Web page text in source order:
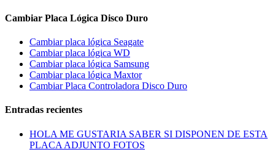
Cambiar Placa Lógica Disco Duro
Cambiar placa lógica Seagate
Cambiar placa lógica WD
Cambiar placa lógica Samsung
Cambiar placa lógica Maxtor
Cambiar Placa Controladora Disco Duro
Entradas recientes
HOLA ME GUSTARIA SABER SI DISPONEN DE ESTA
PLACA ADJUNTO FOTOS